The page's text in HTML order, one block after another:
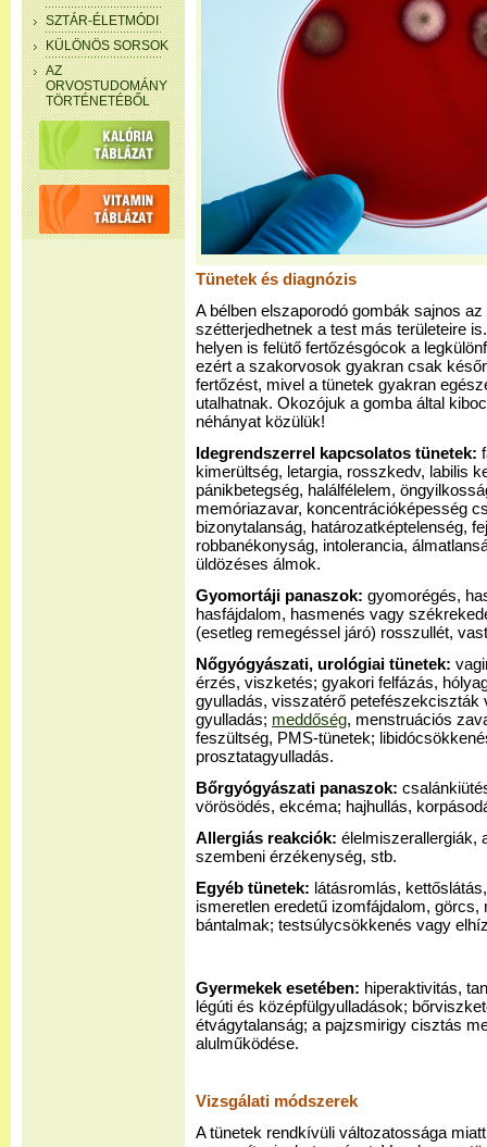
SZTÁR-ÉLETMÓDI
KÜLÖNÖS SORSOK
AZ
ORVOSTUDOMÁNY
TÖRTÉNETÉBŐL
Tünetek és diagnózis
A bélben elszaporodó gombák sajnos
szétterjedhetnek a test más területeire
helyen is felütő fertőzésgócok a
ezért a szakorvosok gyakran csak
fertőzést, mivel a tünetek gyakran
utalhatnak. Okozójuk a gomba által
néhányat közülük!
Idegrendszerrel kapcsolatos tünetek:
kimerültség, letargia, rosszkedv, labilis
pánikbetegség, halálfélelem,
memóriazavar, koncentrációképesség
bizonytalanság, határozatképtelenség,
robbanékonyság, intolerancia,
üldözéses álmok.
Gyomortáji panaszok: gyomorégés,
hasfájdalom, hasmenés vagy
(esetleg remegéssel járó) rosszullét,
Nőgyógyászati, urológiai tünetek:
érzés, viszketés; gyakori felfázás,
gyulladás, visszatérő petefészekciszták
gyulladás; meddőség, menstruációs
feszültség, PMS-tünetek;
prosztatagyulladás.
Bőrgyógyászati panaszok:
vörösödés, ekcéma; hajhullás,
Allergiás reakciók: élelmiszerallergiák,
szembeni érzékenység, stb.
Egyéb tünetek: látásromlás,
ismeretlen eredetű izomfájdalom, görcs,
bántalmak; testsúlycsökkenés vagy
Gyermekek esetében: hiperaktivitás,
légúti és középfülgyulladások;
étvágytalanság; a pajzsmirigy cisztás
alulműködése.
Vizsgálati módszerek
A tünetek rendkívüli változatossága